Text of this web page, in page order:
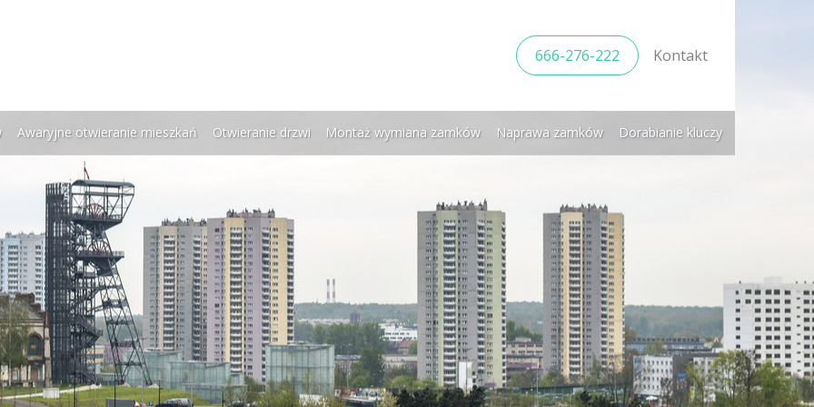
666-276-222 Kontakt
Awaryjne otwieranie mieszkań Otwieranie drzwi Montaż wymiana zamków Naprawa zamków Dorabianie kluczy